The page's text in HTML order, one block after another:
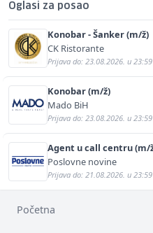
Oglasi za posao
Konobar - Šanker (m/ž)
CK Ristorante
Prijava do: 23.08.2026. u 23:59
Konobar (m/ž)
Mado BiH
Prijava do: 23.08.2026. u 23:59
Agent u call centru (m/
Poslovne novine
Prijava do: 21.08.2026. u 23:59
Početna